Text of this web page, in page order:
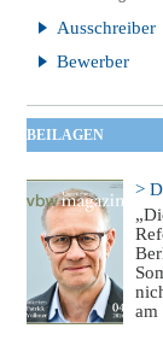
Ausschreiber
Bewerber
BEILAGEN
>
am